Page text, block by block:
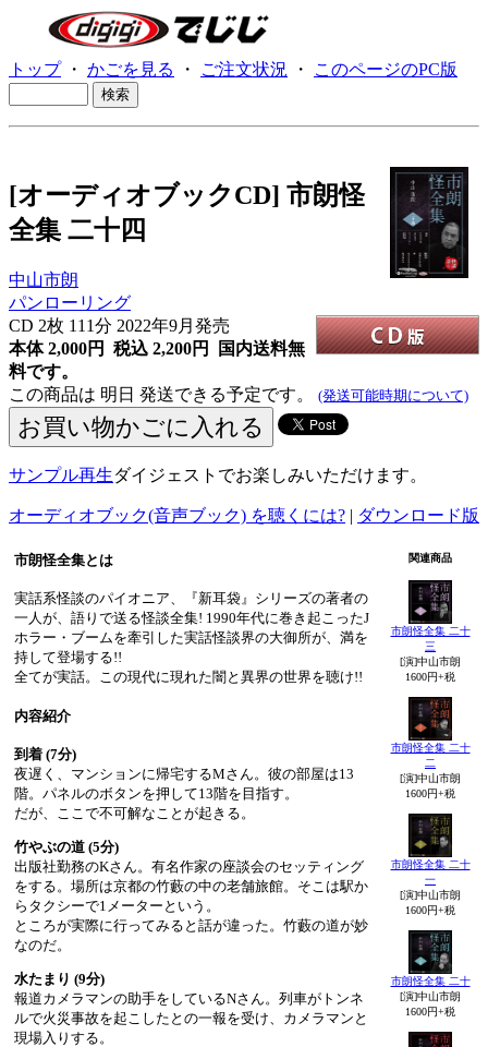
トップ・ かごを見る ・ ご注文状況 ・ このページのPC版
[オーディオブックCD] 市朗怪
全集 二十四
中山市朗
パンローリング
CD 2枚 111分 2022年9月発売
本体 2,000円 税込 2,200円
国内送料無
料です。
この商品は 明日 発送できる予定です。 (発送可能時期について)
サンプル再生ダイジェストでお楽しみいただけます。
オーディオブック(音声ブック) を聴くには? | ダウンロード版
市朗怪全集とは
実話系怪談のパイオニア、『新耳袋』シリーズの著者の
一人が、語りで送る怪談全集! 1990年代に巻き起こったJ
ホラー・ブームを牽引した実話怪談界の大御所が、満を
持して登場する!!
全てが実話。この現代に現れた闇と異界の世界を聴け!!
内容紹介
到着 (7分)
夜遅く、マンションに帰宅するMさん。彼の部屋は13
階。パネルのボタンを押して13階を目指す。
だが、ここで不可解なことが起きる。
竹やぶの道 (5分)
出版社勤務のKさん。有名作家の座談会のセッティング
をする。場所は京都の竹藪の中の老舗旅館。そこは駅か
らタクシーで1メーターという。
ところが実際に行ってみると話が違った。竹藪の道が妙
なのだ。
水たまり (9分)
報道カメラマンの助手をしているNさん。列車がトンネ
ルで火災事故を起こしたとの一報を受け、カメラマンと
現場入りする。
関連商品
市朗怪全集 二十
三
[演]中山市朗
1600円+税
市朗怪全集 二十
二
[演]中山市朗
1600円+税
市朗怪全集 二十
一
[演]中山市朗
1600円+税
市朗怪全集 二十
[演]中山市朗
1600円+税